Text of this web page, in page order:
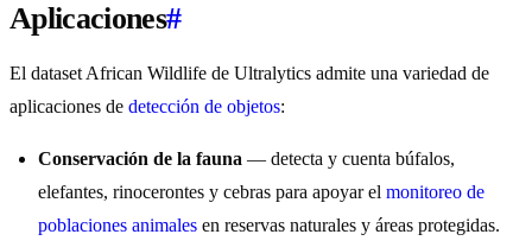
Aplicaciones#
El dataset African Wildlife de Ultralytics admite una variedad de
aplicaciones de detección de objetos:
Conservación de la fauna — detecta y cuenta búfalos,
elefantes, rinocerontes y cebras para apoyar el monitoreo de
poblaciones animales en reservas naturales y áreas protegidas.